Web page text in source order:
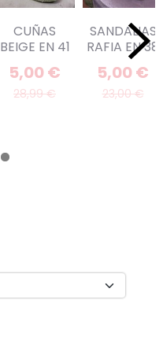
CUÑAS
BEIGE EN 41
5,00 €
28,99 €
SANDALIAS
RAFIA EN 38
5,00 €
23,00 €